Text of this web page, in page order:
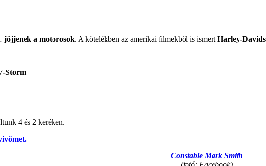
jöjjenek a motorosok. A kötelékben az amerikai filmekből is ismert Harley-
Storm.
4 és 2 keréken.
Constable Mark Smith
(fotó: Facebook)